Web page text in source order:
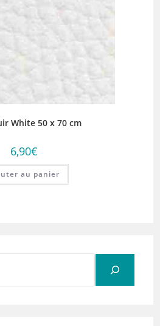
White 50 x 70 cm
6,90€
au panier